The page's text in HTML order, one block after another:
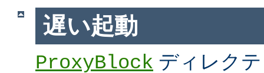
遅い起動
ProxyBlock ディレク